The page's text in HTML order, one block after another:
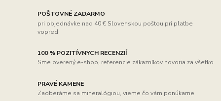
POŠTOVNÉ ZADARMO
pri objednávke nad 40 € Slovenskou poštou pri platbe
vopred
100 % POZITÍVNYCH RECENZIÍ
Sme overený e-shop, referencie zákazníkov hovoria za všetko
PRAVÉ KAMENE
Zaoberáme sa mineralógiou, vieme čo vám ponúkame